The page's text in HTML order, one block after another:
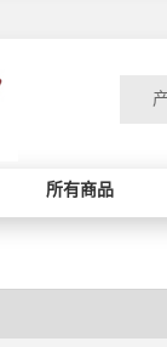
所有商品